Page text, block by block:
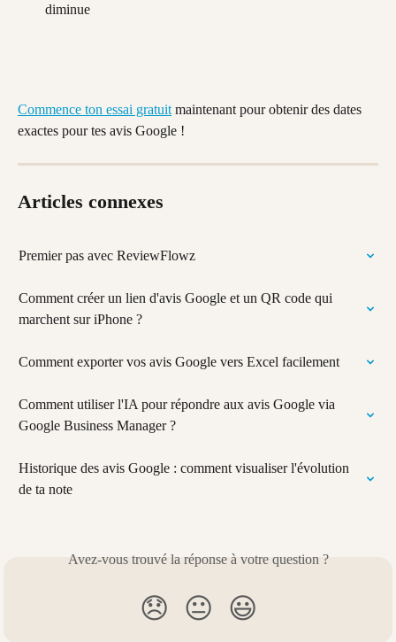
diminue
Commence ton essai gratuit maintenant pour obtenir des dates
exactes pour tes avis Google !
Articles connexes
Premier pas avec ReviewFlowz
Comment créer un lien d'avis Google et un QR code qui
marchent sur iPhone ?
Comment exporter vos avis Google vers Excel facilement
Comment utiliser l'IA pour répondre aux avis Google via
Google Business Manager ?
Historique des avis Google : comment visualiser l'évolution
de ta note
Avez-vous trouvé la réponse à votre question ?
😞 😐 😃